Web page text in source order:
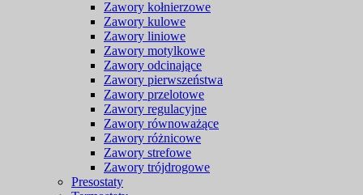
Zawory kołnierzowe
Zawory kulowe
Zawory liniowe
Zawory motylkowe
Zawory odcinające
Zawory pierwszeństwa
Zawory przelotowe
Zawory regulacyjne
Zawory równoważące
Zawory różnicowe
Zawory strefowe
Zawory trójdrogowe
Presostaty